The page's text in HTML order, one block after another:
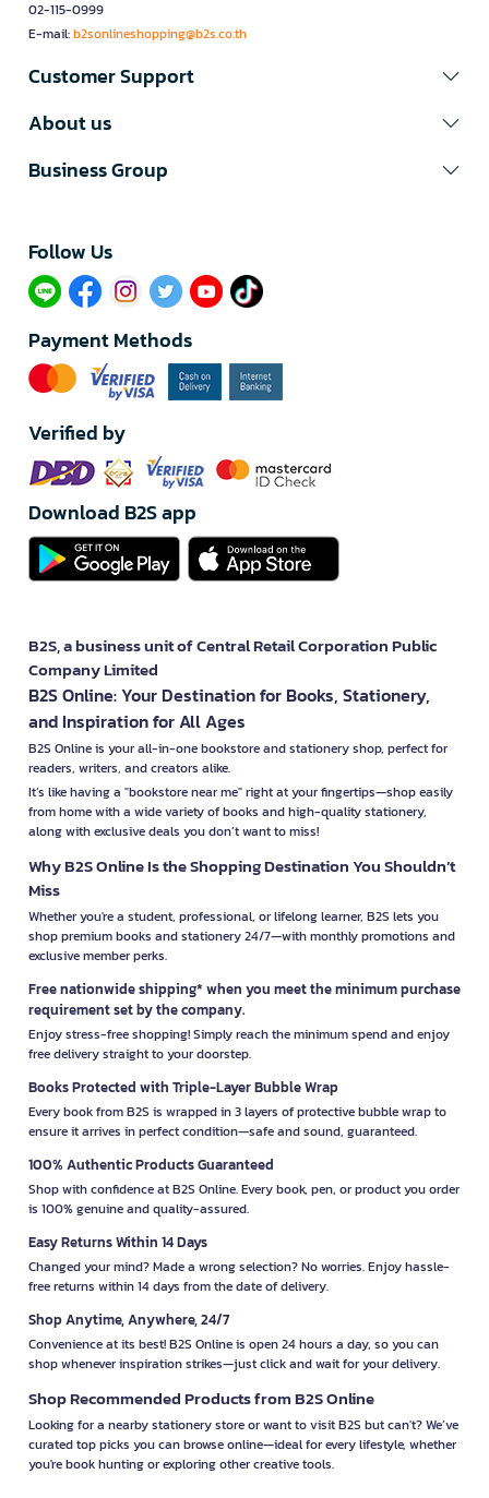
02-115-0999
E-mail:b2sonlineshopping@b2s.co.th
Customer Support
About us
Business Group
Follow Us​
Payment Methods
Verified by
Download B2S app
B2S, a business unit of Central Retail Corporation Public
Company Limited
B2S Online: Your Destination for Books, Stationery,
and Inspiration for All Ages
B2S Online is your all-in-one bookstore and stationery shop, perfect for
readers, writers, and creators alike.
It’s like having a "bookstore near me" right at your fingertips—shop easily
from home with a wide variety of books and high-quality stationery,
along with exclusive deals you don’t want to miss!
Why B2S Online Is the Shopping Destination You Shouldn’t
Miss
Whether you're a student, professional, or lifelong learner, B2S lets you
shop premium books and stationery 24/7—with monthly promotions and
exclusive member perks.
Free nationwide shipping* when you meet the minimum purchase
requirement set by the company.
Enjoy stress-free shopping! Simply reach the minimum spend and enjoy
free delivery straight to your doorstep.
Books Protected with Triple-Layer Bubble Wrap
Every book from B2S is wrapped in 3 layers of protective bubble wrap to
ensure it arrives in perfect condition—safe and sound, guaranteed.
100% Authentic Products Guaranteed
Shop with confidence at B2S Online. Every book, pen, or product you order
is 100% genuine and quality-assured.
Easy Returns Within 14 Days
Changed your mind? Made a wrong selection? No worries. Enjoy hassle-
free returns within 14 days from the date of delivery.
Shop Anytime, Anywhere, 24/7
Convenience at its best! B2S Online is open 24 hours a day, so you can
shop whenever inspiration strikes—just click and wait for your delivery.
Shop Recommended Products from B2S Online
Looking for a nearby stationery store or want to visit B2S but can't? We’ve
curated top picks you can browse online—ideal for every lifestyle, whether
you're book hunting or exploring other creative tools.